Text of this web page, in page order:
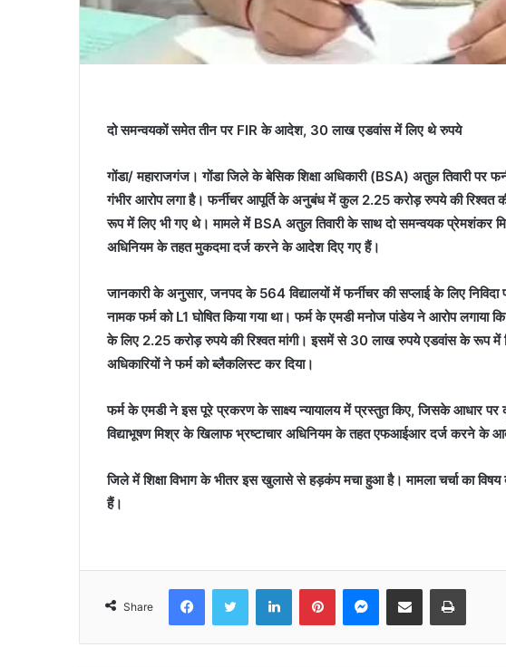
दो समन्वयकों समेत तीन पर FIR के आदेश, 30 लाख एडवांस में लिए थे रुपये
गोंडा/ महाराजगंज। गोंडा जिले के बेसिक शिक्षा अधिकारी (BSA) अतुल तिवारी पर
गंभीर आरोप लगा है। फर्नीचर आपूर्ति के अनुबंध में कुल 2.25 करोड़ रुपये की
रूप में लिए भी गए थे। मामले में BSA अतुल तिवारी के साथ दो समन्वयक प्रेमशंकर
अधिनियम के तहत मुकदमा दर्ज करने के आदेश दिए गए हैं।
जानकारी के अनुसार, जनपद के 564 विद्यालयों में फर्नीचर की सप्लाई के लिए निविदा
नामक फर्म को L1 घोषित किया गया था। फर्म के एमडी मनोज पांडेय ने आरोप
के लिए 2.25 करोड़ रुपये की रिश्वत मांगी। इसमें से 30 लाख रुपये एडवांस के रूप में
अधिकारियों ने फर्म को ब्लैकलिस्ट कर दिया।
फर्म के एमडी ने इस पूरे प्रकरण के साक्ष्य न्यायालय में प्रस्तुत किए, जिसके आधार
विद्याभूषण मिश्र के खिलाफ भ्रष्टाचार अधिनियम के तहत एफआईआर दर्ज करने के
जिले में शिक्षा विभाग के भीतर इस खुलासे से हड़कंप मचा हुआ है। मामला चर्चा का
हैं।
Share
FacebookTwitter LinkedInPinterestMessenger
Share via Email Print